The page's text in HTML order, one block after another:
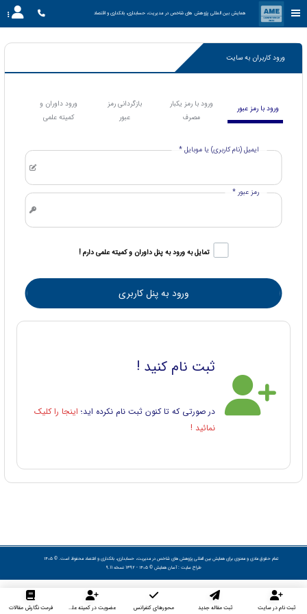
همایش بین المللی پژوهش های شاخص در مدیریت، حسابداری، بانکداری و اقتصاد
ورود کاربران به سایت
ورود با رمز عبور
ورود با رمز یکبار
مصرف
بازگردانی رمز
عبور
ورود داوران و
کمیته علمی
ایمیل (نام کاربری) یا موبایل *
رمز عبور *
تمایل به ورود به پنل داوران و کمیته علمی دارم !
ورود به پنل کاربری
ثبت نام کنید !
در صورتی که تا کنون ثبت نام نکرده اید؛ اینجا را کلیک
نمائید !
تمام حقوق مادی و معنوی برای همایش بین المللی پژوهش های شاخص در مدیریت، حسابداری، بانکداری و اقتصاد محفوظ است. © ۱۴۰۵
طراح سایت :آسان همایش © ۱۴۰۵ - 1392 نسخه 9.11
ثبت نام در سایت ثبت مقاله جدید محورهای کنفرانس عضویت در کمیته علمی داوران فرمت نگارش مقالات